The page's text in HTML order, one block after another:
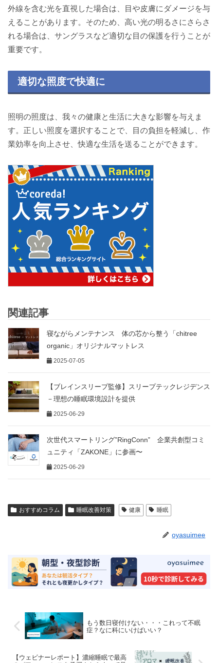
外線を含む光を直視した場合は、目や皮膚にダメージを与
えることがあります。そのため、高い光の明るさにさらさ
れる場合は、サングラスなど適切な目の保護を行うことが
重要です。
適切な照度で快適に
照明の照度は、我々の健康と生活に大きな影響を与えま
す。正しい照度を選択することで、目の負担を軽減し、作
業効率を向上させ、快適な生活を送ることができます。
関連記事
寝ながらメンテナンス 体の芯から整う「chitree
organic」オリジナルマットレス
2025-07-05
【ブレインスリープ監修】スリープテックレジデンス
－理想の睡眠環境設計を提供
2025-06-29
次世代スマートリング”RingConn” 企業共創型コミ
ュニティ「ZAKONE」に参画〜
2025-06-29
おすすめコラム 睡眠改善対策 健康 睡眠
oyasuimee
もう数日寝付けない・・・これって不眠
症？なに科にいけばいい？
【ウェビナーレポート】濃縮睡眠で最高